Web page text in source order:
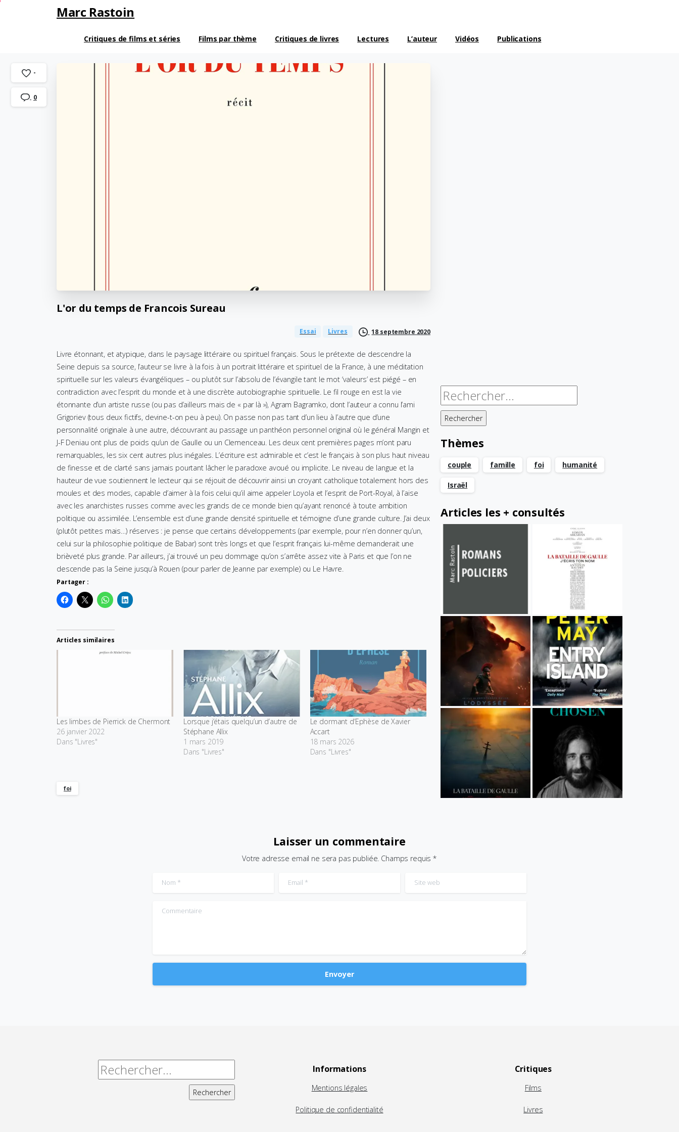
Marc Rastoin
Critiques de films et séries Films par thème Critiques de livres Lectures L’auteur Vidéos Publications
L'or du temps de Francois Sureau
Essai Livres 18 septembre 2020
Livre étonnant, et atypique, dans le paysage littéraire ou spirituel français. Sous le prétexte de descendre la
Seine depuis sa source, l’auteur se livre à la fois à un portrait littéraire et spirituel de la France, à une méditation
spirituelle sur les valeurs évangéliques – ou plutôt sur l’absolu de l’évangile tant le mot ‘valeurs’ est piégé – en
contradiction avec l’esprit du monde et à une discrète autobiographie spirituelle. Le fil rouge en est la vie
étonnante d’un artiste russe (ou pas d’ailleurs mais de « par là »), Agram Bagramko, dont l’auteur a connu l’ami
Grigoriev (tous deux fictifs, devine-t-on peu à peu). On passe non pas tant d’un lieu à l’autre que d’une
personnalité originale à une autre, découvrant au passage un panthéon personnel original où le général Mangin et
J-F Deniau ont plus de poids qu’un de Gaulle ou un Clemenceau. Les deux cent premières pages m’ont paru
remarquables, les six cent autres plus inégales. L’écriture est admirable et c’est le français à son plus haut niveau
de finesse et de clarté sans jamais pourtant lâcher le paradoxe avoué ou implicite. Le niveau de langue et la
hauteur de vue soutiennent le lecteur qui se réjouit de découvrir ainsi un croyant catholique totalement hors des
moules et des modes, capable d’aimer à la fois celui qu’il aime appeler Loyola et l’esprit de Port-Royal, à l’aise
avec les anarchistes russes comme avec les grands de ce monde bien qu’ayant renoncé à toute ambition
politique ou assimilée. L’ensemble est d’une grande densité spirituelle et témoigne d’une grande culture. J’ai deux
(plutôt petites mais…) réserves : je pense que certains développements (par exemple, pour n’en donner qu’un,
celui sur la philosophie politique de Babar) sont très longs et que l’esprit français lui-même demanderait une
brièveté plus grande. Par ailleurs, j’ai trouvé un peu dommage qu’on s’arrête assez vite à Paris et que l’on ne
descende pas la Seine jusqu’à Rouen (pour parler de Jeanne par exemple) ou Le Havre.
Partager :
Articles similaires
Les limbes de Pierrick de Chermont
26 janvier 2022
Dans "Livres"
Lorsque j’étais quelqu’un d’autre de
Stéphane Allix
1 mars 2019
Dans "Livres"
Le dormant d’Ephèse de Xavier
Accart
18 mars 2026
Dans "Livres"
foi
-
0
Rechercher :
Thèmes
couple famille foi humanité
Israël
Articles les + consultés
Laisser un commentaire
Votre adresse email ne sera pas publiée. Champs requis *
Nom Email Site web
Commentaire
Rechercher : Informations
Mentions légales
Politique de confidentialité
Critiques
Films
Livres